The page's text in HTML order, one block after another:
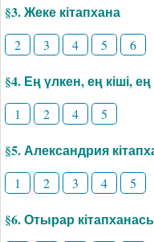
§3. Жеке кітапхана
2 3 4 5 6
§4. Ең үлкен, ең кіші,
1 2 4 5
§5. Александрия
1 2 3 4 5
§6. Отырар